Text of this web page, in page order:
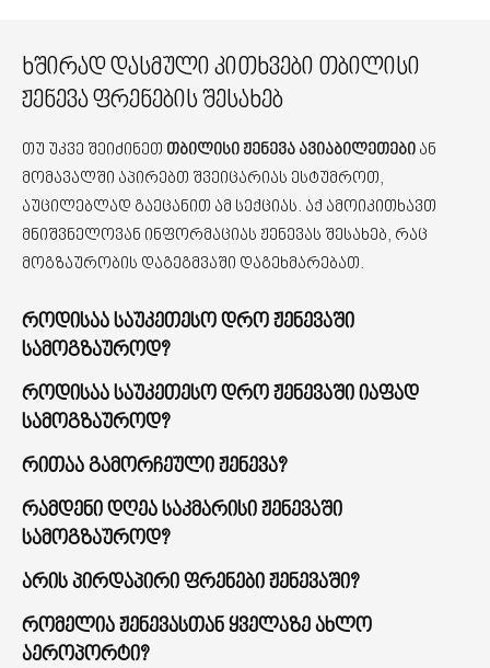
ხშირად დასმული კითხვები თბილისი
ჟენევა ფრენების შესახებ
თუ უკვე შეიძინეთ თბილისი ჟენევა ავიაბილეთები ან
მომავალში აპირებთ შვეიცარიას ესტუმროთ,
აუცილებლად გაეცანით ამ სექციას. აქ ამოიკითხავთ
მნიშვნელოვან ინფორმაციას ჟენევას შესახებ, რაც
მოგზაურობის დაგეგმვაში დაგეხმარებათ.
როდისაა საუკეთესო დრო ჟენევაში
სამოგზაუროდ?
როდისაა საუკეთესო დრო ჟენევაში იაფად
სამოგზაუროდ?
რითაა გამორჩეული ჟენევა?
რამდენი დღეა საკმარისი ჟენევაში
სამოგზაუროდ?
არის პირდაპირი ფრენები ჟენევაში?
რომელია ჟენევასთან ყველაზე ახლო
აეროპორტი?